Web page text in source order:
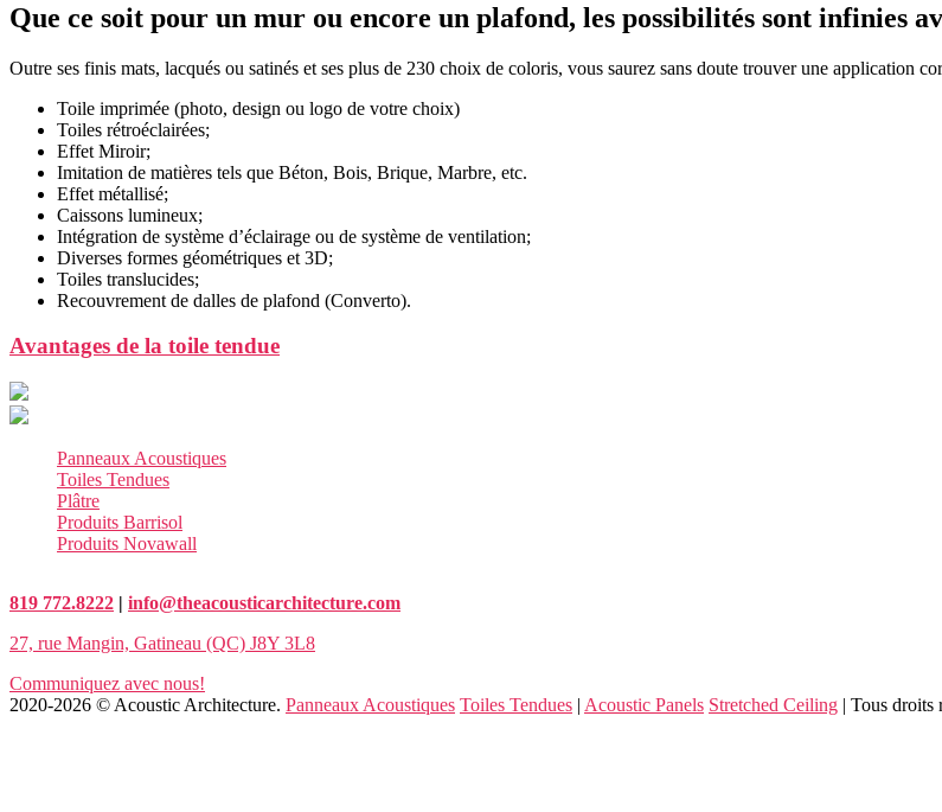
Que ce soit pour un mur ou encore un plafond, les possibilités sont infinies
Outre ses finis mats, lacqués ou satinés et ses plus de 230 choix de coloris, vous saurez sans doute trouver une application
Toile imprimée (photo, design ou logo de votre choix)
Toiles rétroéclairées;
Effet Miroir;
Imitation de matières tels que Béton, Bois, Brique, Marbre, etc.
Effet métallisé;
Caissons lumineux;
Intégration de système d’éclairage ou de système de ventilation;
Diverses formes géométriques et 3D;
Toiles translucides;
Recouvrement de dalles de plafond (Converto).
Avantages de la toile tendue
Panneaux Acoustiques
Toiles Tendues
Plâtre
Produits Barrisol
Produits Novawall
819 772.8222 | info@theacousticarchitecture.com
27, rue Mangin, Gatineau (QC) J8Y 3L8
Communiquez avec nous!
2020-2026 © Acoustic Architecture. Panneaux Acoustiques Toiles Tendues | Acoustic Panels Stretched Ceiling | Tous droits